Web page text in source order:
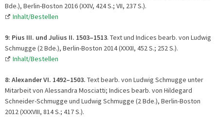
Bde.), Berlin-Boston 2016 (XXIV, 424 S.; VII, 237 S.).
Inhalt/Bestellen
9: Pius III. und Julius II. 1503–1513. Text und Indices bearb. von Ludwig
Schmugge (2 Bde.), Berlin-Boston 2014 (XXXII, 452 S.; 252 S.).
Inhalt/Bestellen
8: Alexander VI. 1492–1503. Text bearb. von Ludwig Schmugge unter
Mitarbeit von Alessandra Mosciatti; Indices bearb. von Hildegard
Schneider-Schmugge und Ludwig Schmugge (2 Bde.), Berlin-Boston
2012 (XXXVIII, 814 S.; 417 S.).